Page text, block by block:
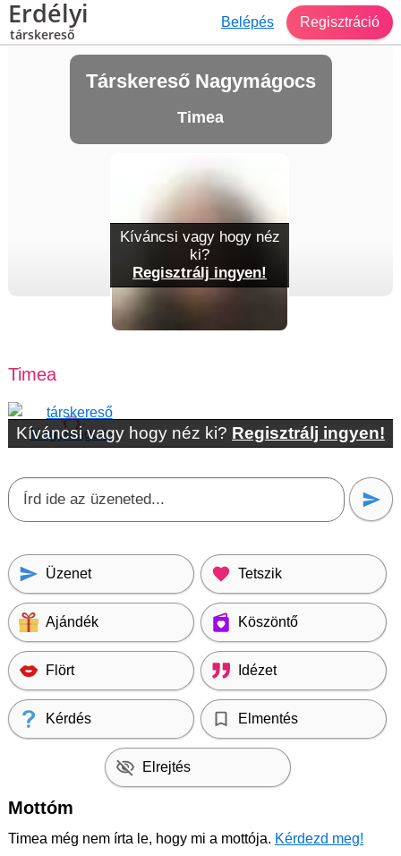
Erdélyi
társkereső
Belépés Regisztráció
Társkereső Nagymágocs
Timea
Timea
Kíváncsi vagy hogy néz ki? Regisztrálj ingyen!
Üzenet Tetszik
Ajándék Köszöntő
Flört Idézet
Kérdés Elmentés
Elrejtés
Mottóm
Timea még nem írta le, hogy mi a mottója. Kérdezd meg!
Kíváncsi vagy hogy néz
ki?
Regisztrálj ingyen!